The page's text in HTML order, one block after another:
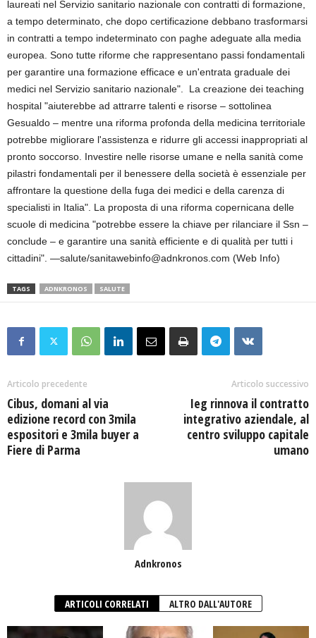
laureati nel Servizio sanitario nazionale con contratti di formazione,
a tempo determinato, che dopo certificazione debbano trasformarsi
in contratti a tempo indeterminato con paghe adeguate alla media
europea. Sono tutte riforme che rappresentano passi fondamentali
per garantire una formazione efficace e un'entrata graduale dei
medici nel Servizio sanitario nazionale". La creazione dei teaching
hospital "aiuterebbe ad attrarre talenti e risorse – sottolinea
Gesualdo – mentre una riforma profonda della medicina territoriale
potrebbe migliorare l'assistenza e ridurre gli accessi inappropriati al
pronto soccorso. Investire nelle risorse umane e nella sanità come
pilastri fondamentali per il benessere della società è essenziale per
affrontare la questione della fuga dei medici e della carenza di
specialisti in Italia". La proposta di una riforma copernicana delle
scuole di medicina "potrebbe essere la chiave per rilanciare il Ssn –
conclude – e garantire una sanità efficiente e di qualità per tutti i
cittadini". —salute/sanitawebinfo@adnkronos.com (Web Info)
TAGS ADNKRONOS SALUTE
Articolo precedente
Cibus, domani al via
edizione record con 3mila
espositori e 3mila buyer a
Fiere di Parma
Articolo successivo
Ieg rinnova il contratto
integrativo aziendale, al
centro sviluppo capitale
umano
Adnkronos
ARTICOLI CORRELATI ALTRO DALL'AUTORE